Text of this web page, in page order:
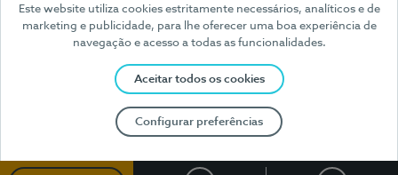
Este website utiliza cookies estritamente necessários, analíticos e de
marketing e publicidade, para lhe oferecer uma boa experiência de
navegação e acesso a todas as funcionalidades.
Aceitar todos os cookies
Configurar preferências